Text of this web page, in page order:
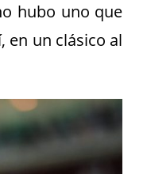
hubo uno que
en un clásico al